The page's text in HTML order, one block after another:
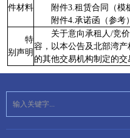
件材料
附件3.租赁合同（模
附件4.承诺函（参考）
特
别声明
关于意向承租人/竞
容，以本公告及北部湾
的其他交易机构制定的交